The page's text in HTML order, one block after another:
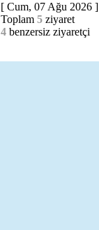
[ Cum, 07 Ağu 2026 ]
Toplam 5 ziyaret
4 benzersiz ziyaretçi